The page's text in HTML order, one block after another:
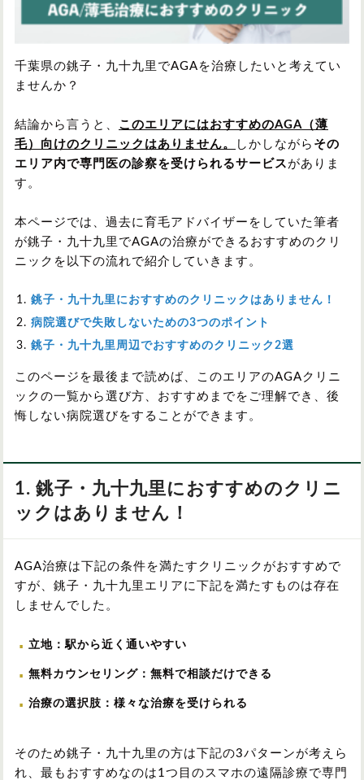
千葉県の銚子・九十九里でAGAを治療したいと考えてい
ませんか？
結論から言うと、 このエリアにはおすすめのAGA（薄
毛）向けのクリニックはありません。
しかしながら その
エリア内で専門医の診察を受けられるサービス がありま
す。
本ページでは、過去に育毛アドバイザーをしていた筆者
が銚子・九十九里でAGAの治療ができるおすすめのクリ
ニックを以下の流れで紹介していきます。
銚子・九十九里におすすめのクリニックはありません！
病院選びで失敗しないための3つのポイント
銚子・九十九里周辺でおすすめのクリニック2選
このページを最後まで読めば、このエリアのAGAクリニ
ックの一覧から選び方、おすすめまでをご理解でき、後
悔しない病院選びをすることができます。
1. 銚子・九十九里におすすめのクリニ
ックはありません！
AGA治療は下記の条件を満たすクリニックがおすすめで
すが、銚子・九十九里エリアに下記を満たすものは存在
しませんでした。
立地：駅から近く通いやすい
無料カウンセリング：無料で相談だけできる
治療の選択肢：様々な治療を受けられる
そのため銚子・九十九里の方は下記の3パターンが考えら
れ、最もおすすめなのは1つ目のスマホの遠隔診療で専門
植毛 病院・クリニック